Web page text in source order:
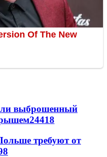
выброшенный
24418
требуют от